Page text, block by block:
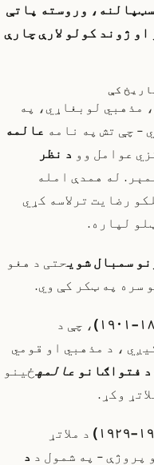
وروسته پاتې
ژوند کولو لارې چارې
کې
مذهبي لوبغاړي، په
- چې تش په نامه عالمه
عوامل وو د نظر
له همدې امله
رضایت ترلاسه کړي
لپاره.
سمبال شویحتی د هغو
سره په ټکر کې وي.
، چې د
، د مذهبي او قومي
د فتواګانو عالمهځینو
وکړ.
د ملاتړ
پروژې - په شمول د د